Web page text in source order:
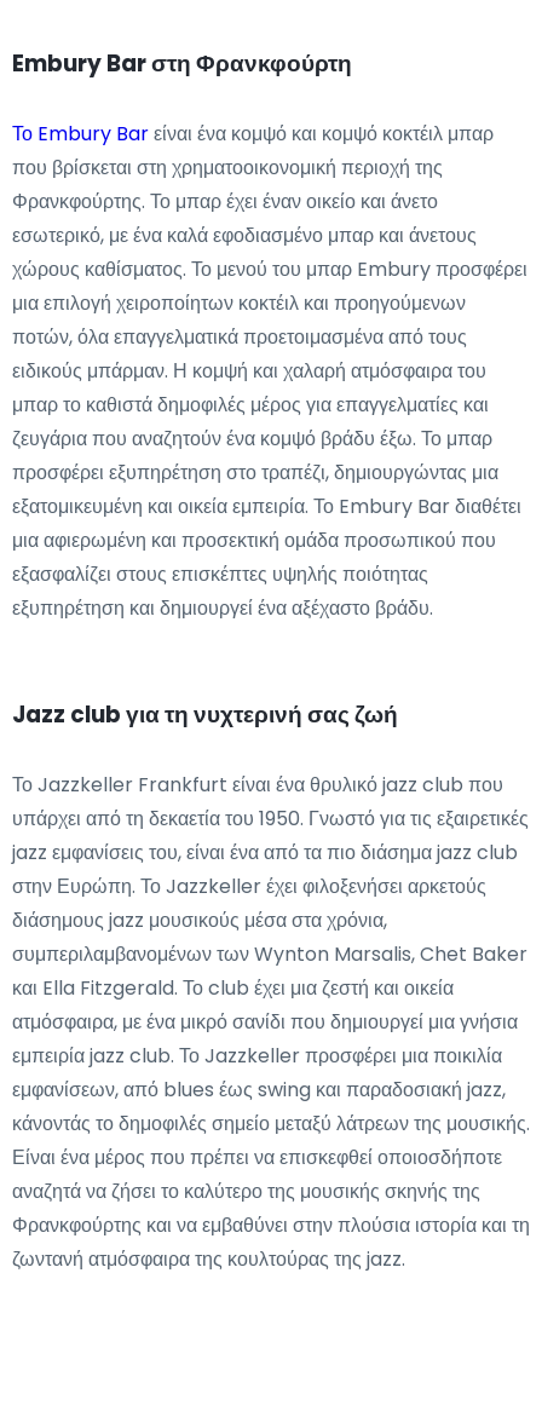
Embury Bar στη Φρανκφούρτη
Το Embury Barείναι ένα κομψό και κομψό κοκτέιλ μπαρ
που βρίσκεται στη χρηματοοικονομική περιοχή της
Φρανκφούρτης. Το μπαρ έχει έναν οικείο και άνετο
εσωτερικό, με ένα καλά εφοδιασμένο μπαρ και άνετους
χώρους καθίσματος. Το μενού του μπαρ Embury προσφέρει
μια επιλογή χειροποίητων κοκτέιλ και προηγούμενων
ποτών, όλα επαγγελματικά προετοιμασμένα από τους
ειδικούς μπάρμαν. Η κομψή και χαλαρή ατμόσφαιρα του
μπαρ το καθιστά δημοφιλές μέρος για επαγγελματίες και
ζευγάρια που αναζητούν ένα κομψό βράδυ έξω. Το μπαρ
προσφέρει εξυπηρέτηση στο τραπέζι, δημιουργώντας μια
εξατομικευμένη και οικεία εμπειρία. Το Embury Bar διαθέτει
μια αφιερωμένη και προσεκτική ομάδα προσωπικού που
εξασφαλίζει στους επισκέπτες υψηλής ποιότητας
εξυπηρέτηση και δημιουργεί ένα αξέχαστο βράδυ.
Jazz club για τη νυχτερινή σας ζωή
Το Jazzkeller Frankfurt είναι ένα θρυλικό jazz club που
υπάρχει από τη δεκαετία του 1950. Γνωστό για τις εξαιρετικές
jazz εμφανίσεις του, είναι ένα από τα πιο διάσημα jazz club
στην Ευρώπη. Το Jazzkeller έχει φιλοξενήσει αρκετούς
διάσημους jazz μουσικούς μέσα στα χρόνια,
συμπεριλαμβανομένων των Wynton Marsalis, Chet Baker
και Ella Fitzgerald. Το club έχει μια ζεστή και οικεία
ατμόσφαιρα, με ένα μικρό σανίδι που δημιουργεί μια γνήσια
εμπειρία jazz club. Το Jazzkeller προσφέρει μια ποικιλία
εμφανίσεων, από blues έως swing και παραδοσιακή jazz,
κάνοντάς το δημοφιλές σημείο μεταξύ λάτρεων της μουσικής.
Είναι ένα μέρος που πρέπει να επισκεφθεί οποιοσδήποτε
αναζητά να ζήσει το καλύτερο της μουσικής σκηνής της
Φρανκφούρτης και να εμβαθύνει στην πλούσια ιστορία και τη
ζωντανή ατμόσφαιρα της κουλτούρας της jazz.